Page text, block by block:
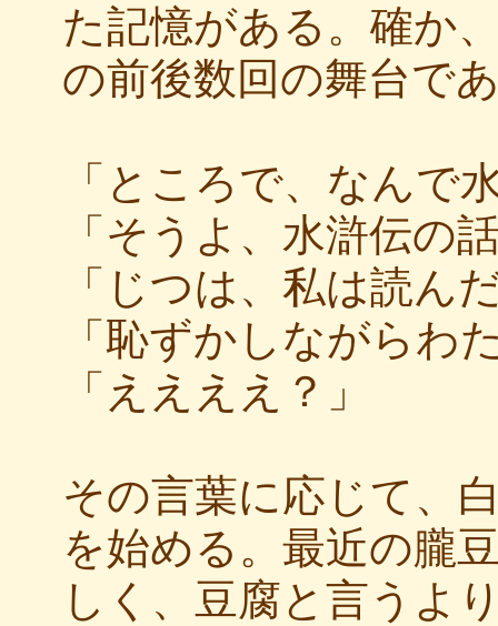
た記憶がある。確か
の前後数回の舞台で
「ところで、なんで
「そうよ、水滸伝の
「じつは、私は読ん
「恥ずかしながらわ
「ええええ？」
その言葉に応じて、
を始める。最近の朧
しく、豆腐と言うよ